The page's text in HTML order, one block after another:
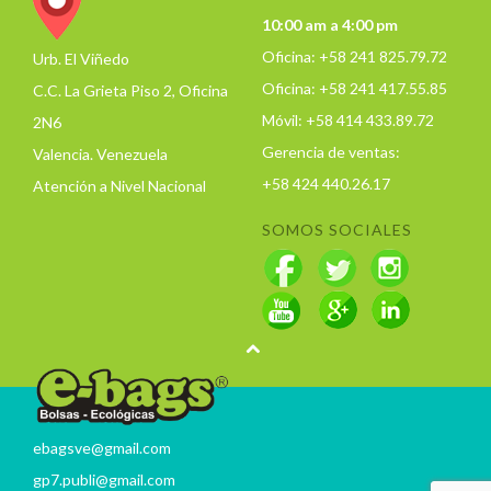
Urb. El Viñedo
C.C. La Grieta Piso 2, Oficina
2N6
Valencia. Venezuela
Atención a Nivel Nacional
10:00 am a 4:00 pm
Oficina: +58 241 825.79.72
Oficina: +58 241 417.55.85
Móvil: +58 414 433.89.72
Gerencia de ventas:
+58 424 440.26.17
SOMOS SOCIALES
ebagsve@gmail.com
gp7.publi@gmail.com